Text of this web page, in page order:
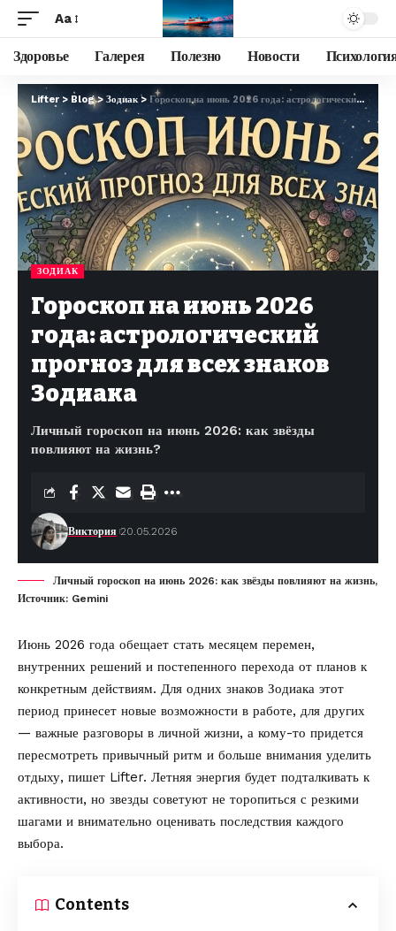
Aa
Здоровье Галерея Полезно Новости
Lifter > Blog> Зодиак> Гороскоп на июнь 2026 года: астрологический прогноз для всех знаков Зодиака
ЗОДИАК
Гороскоп на июнь 2026
года: астрологический
прогноз для всех знаков
Зодиака
Личный гороскоп на июнь 2026: как звёзды
повлияют на жизнь?
Виктория 20.05.2026
Личный гороскоп на июнь 2026: как звёзды повлияют на жизнь,
Источник: Gemini
Июнь 2026 года обещает стать месяцем перемен,
внутренних решений и постепенного перехода от планов к
конкретным действиям. Для одних знаков Зодиака этот
период принесет новые возможности в работе, для других
— важные разговоры в личной жизни, а кому-то придется
пересмотреть привычный ритм и больше внимания уделить
отдыху, пишет Lifter. Летняя энергия будет подталкивать к
активности, но звезды советуют не торопиться с резкими
шагами и внимательно оценивать последствия каждого
выбора.
Contents